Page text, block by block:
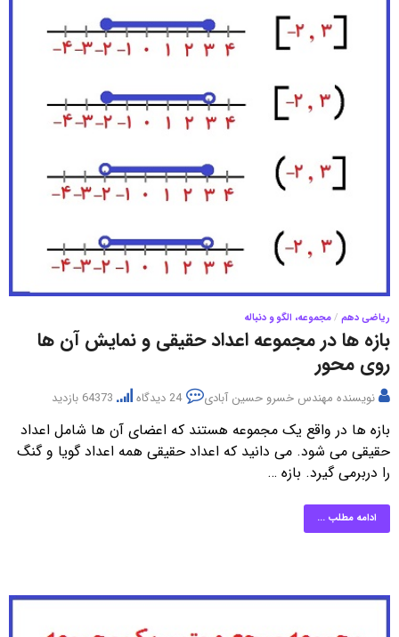
ریاضی دهم /مجموعه، الگو و دنباله
بازه ها در مجموعه اعداد حقیقی و نمایش آن ها
روی محور
نویسنده مهندس خسرو حسین آبادی 24 دیدگاه
بازه ها در واقع یک مجموعه هستند که اعضای آن ها شامل اعداد
حقیقی می شود. می دانید که اعداد حقیقی همه اعداد گویا و گنگ
را دربرمی گیرد. بازه …
ادامه مطلب ...